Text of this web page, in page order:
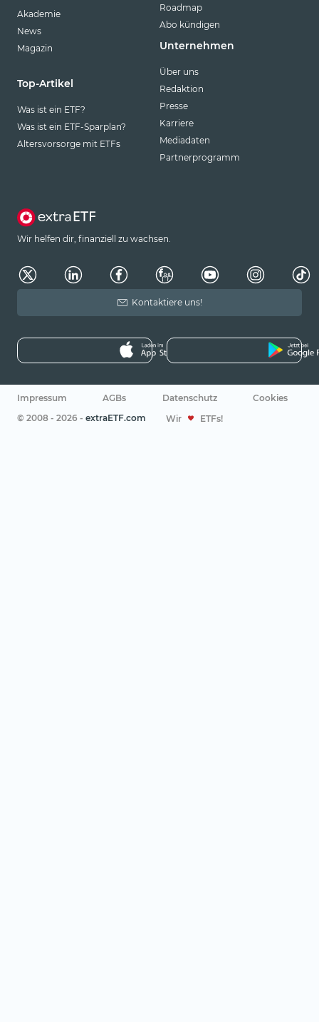
Akademie
News
Magazin
Top-Artikel
Was ist ein ETF?
Was ist ein ETF-Sparplan?
Altersvorsorge mit ETFs
Roadmap
Abo kündigen
Unternehmen
Über uns
Redaktion
Presse
Karriere
Mediadaten
Partnerprogramm
Wir helfen dir, finanziell zu wachsen.
Kontaktiere uns!
Impressum AGBs Datenschutz
Cookies
© 2008 - 2026 - extraETF.com Wir ETFs!